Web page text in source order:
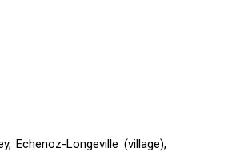
Echenoz-Longeville (village),